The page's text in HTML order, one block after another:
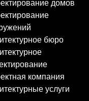
домов
бюро
компания
услуги